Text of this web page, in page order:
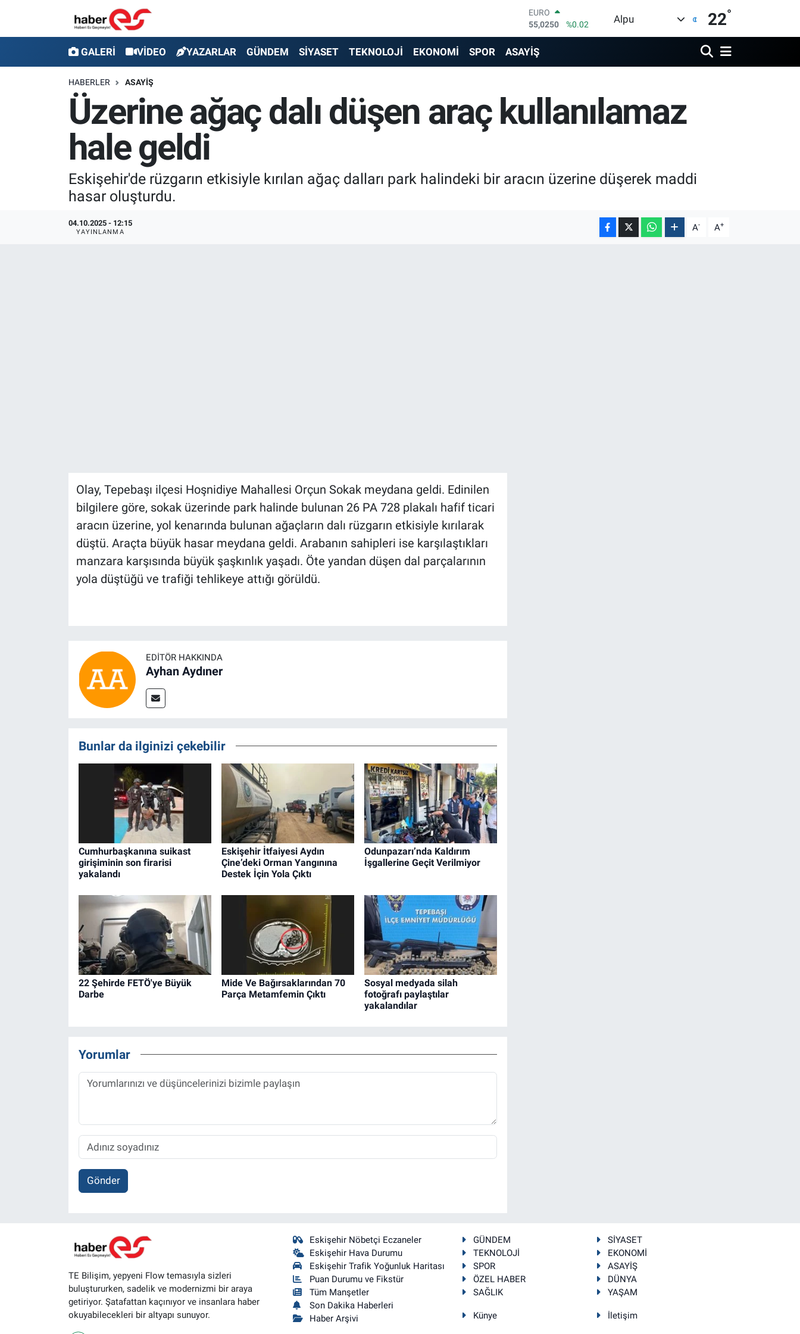
EURO
55,0250
%0.02
STERLİN
64,2398
GRAM ALTIN
13.799
BITCOIN
64.643,95
Alpu 22°
GALERİ VİDEO YAZARLAR GÜNDEM SİYASET TEKNOLOJİ EKONOMİ SPOR ASAYİŞ
HABERLER ASAYİŞ
Üzerine ağaç dalı düşen araç kullanılamaz
hale geldi
Eskişehir'de rüzgarın etkisiyle kırılan ağaç dalları park halindeki bir aracın üzerine düşerek maddi
hasar oluşturdu.
04.10.2025 - 12:15
YAYINLANMA A- A+
Olay, Tepebaşı ilçesi Hoşnidiye Mahallesi Orçun Sokak meydana geldi. Edinilen
bilgilere göre, sokak üzerinde park halinde bulunan 26 PA 728 plakalı hafif ticari
aracın üzerine, yol kenarında bulunan ağaçların dalı rüzgarın etkisiyle kırılarak
düştü. Araçta büyük hasar meydana geldi. Arabanın sahipleri ise karşılaştıkları
manzara karşısında büyük şaşkınlık yaşadı. Öte yandan düşen dal parçalarının
yola düştüğü ve trafiği tehlikeye attığı görüldü.
EDITÖR HAKKINDA
Ayhan Aydıner
Bunlar da ilginizi çekebilir
Cumhurbaşkanına suikast
girişiminin son firarisi
yakalandı
Eskişehir İtfaiyesi Aydın
Çine’deki Orman Yangınına
Destek İçin Yola Çıktı
Odunpazarı’nda Kaldırım
İşgallerine Geçit Verilmiyor
22 Şehirde FETÖ'ye Büyük
Darbe
Mide Ve Bağırsaklarından 70
Parça Metamfemin Çıktı
Sosyal medyada silah
fotoğrafı paylaştılar
yakalandılar
Yorumlar
Gönder
TE Bilişim, yepyeni Flow temasıyla sizleri
buluştururken, sadelik ve modernizmi bir araya
getiriyor. Şatafattan kaçınıyor ve insanlara haber
okuyabilecekleri bir altyapı sunuyor.
Eskişehir Nöbetçi Eczaneler
Eskişehir Hava Durumu
Eskişehir Trafik Yoğunluk Haritası
Puan Durumu ve Fikstür
Tüm Manşetler
Son Dakika Haberleri
Haber Arşivi
GÜNDEM
SİYASET
TEKNOLOJİ
EKONOMİ
SPOR
ASAYİŞ
ÖZEL HABER
DÜNYA
SAĞLIK
YAŞAM
Künye İletişim
GÜNDEM
TEKNOLOJİ
EKONOMİ
Eskişehir Nöbetçi Eczaneler
Eskişehir Trafik Yoğunluk Haritası
Süper Lig Puan Durumu ve Fikstür
Son Dakika Haberleri
Haber Arşivi